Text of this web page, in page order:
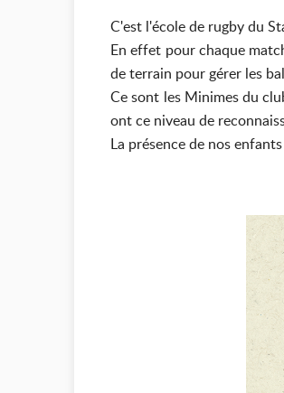
C'est l'école de rugby du
En effet pour chaque
de terrain pour gérer les
Ce sont les Minimes du
ont ce niveau de
La présence de nos